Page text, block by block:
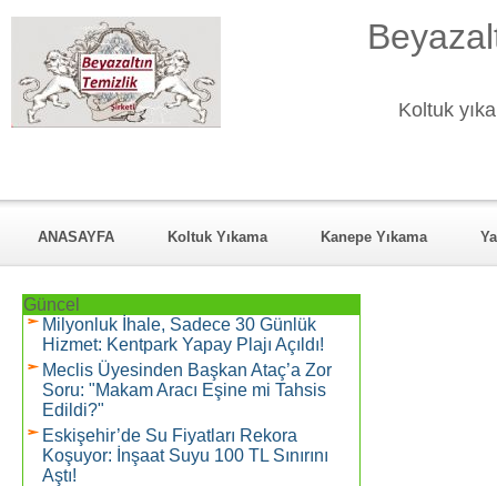
Koltuk
ANASAYFA Koltuk Yıkama Kanepe Yıkama
Güncel
Milyonluk İhale, Sadece 30 Günlük
Hizmet: Kentpark Yapay Plajı Açıldı!
Meclis Üyesinden Başkan Ataç’a Zor
Soru: "Makam Aracı Eşine mi Tahsis
Edildi?"
Eskişehir’de Su Fiyatları Rekora
Koşuyor: İnşaat Suyu 100 TL Sınırını
Aştı!